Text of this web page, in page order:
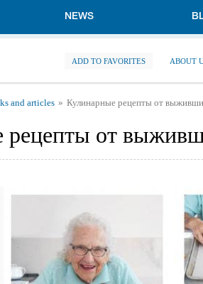
NEWS
ADD TO FAVORITES ABOUT
and articles Кулинарные рецепты от
рецепты от